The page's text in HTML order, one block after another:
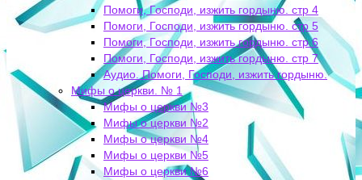
Помоги, Господи, изжить гордыню. стр 4
Помоги, Господи, изжить гордыню. стр 5
Помоги, Господи, изжить гордыню. стр 6
Помоги, Господи, изжить гордыню. стр 7
Аудио. Помоги, Господи, изжить гордыню.
Мифы о церкви. № 1
Мифы о церкви №3
Мифы о церкви №2
Мифы о церкви №4
Мифы о церкви №5
Мифы о церкви №6